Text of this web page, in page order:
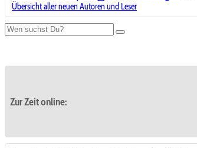
Übersicht aller neuen Autoren und Leser
Zur Zeit online: